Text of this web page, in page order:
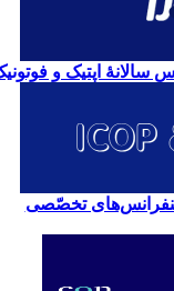
سالانۀ اپتیک و فوتونیک
تخصّصی